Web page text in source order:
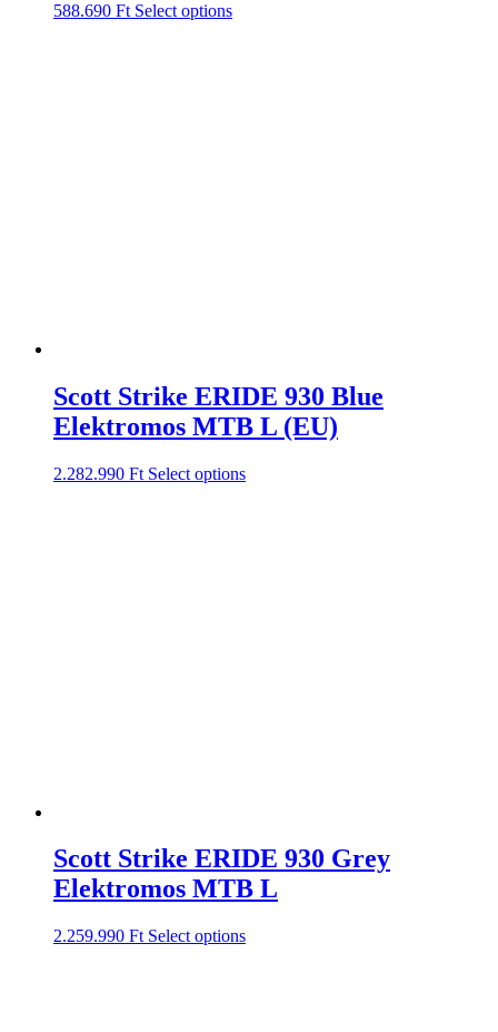
588.690 Ft Select options
Scott Strike ERIDE 930 Blue
Elektromos MTB L (EU)
2.282.990 Ft Select options
Scott Strike ERIDE 930 Grey
Elektromos MTB L
2.259.990 Ft Select options